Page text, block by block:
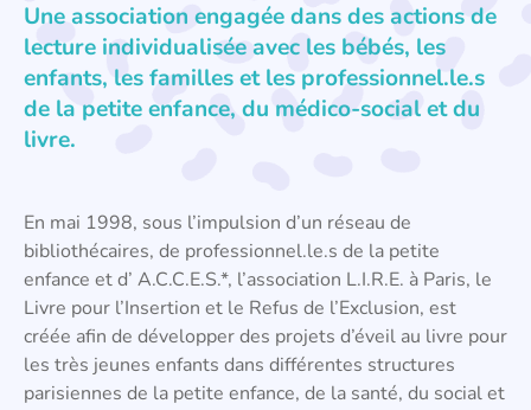
Une association engagée dans des actions de
lecture individualisée avec les bébés, les
enfants, les familles et les professionnel.le.s
de la petite enfance, du médico-social et du
livre.
En mai 1998, sous l’impulsion d’un réseau de
bibliothécaires, de professionnel.le.s de la petite
enfance et d’ A.C.C.E.S.*, l’association L.I.R.E. à Paris, le
Livre pour l’Insertion et le Refus de l’Exclusion, est
créée afin de développer des projets d’éveil au livre pour
les très jeunes enfants dans différentes structures
parisiennes de la petite enfance, de la santé, du social et